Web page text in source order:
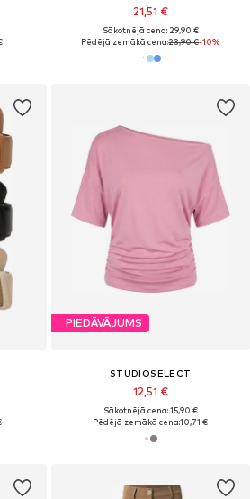
21,51 €
Sākotnējā cena: 29,90 €
Pēdējā zemākā cena:23,90 €-10%
PIEDĀVĀJUMS
STUDIOSELECT
12,51 €
Sākotnējā cena: 15,90 €
Pēdējā zemākā cena:10,71 €